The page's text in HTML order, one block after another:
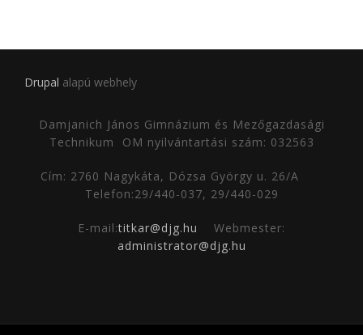
Drupal alapú webhely
Damjanich János Gimnázium és Mezőgazdasági
Technikum
OM nyilvántartási szám: 032563
Cím: 2760 Nagykáta, Dózsa György u. 26/A
Telefon:29/440-037, 29/440-029
E-mail:titkar@djg.hu
Webmester:
administrator@djg.hu